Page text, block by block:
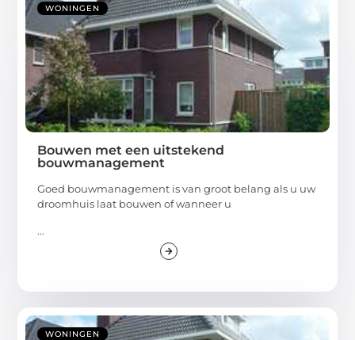
WONINGEN
Bouwen met een uitstekend
bouwmanagement
Goed bouwmanagement is van groot belang als u uw
droomhuis laat bouwen of wanneer u
...
WONINGEN